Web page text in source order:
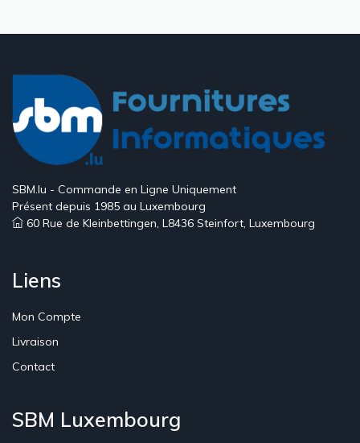
SBM.lu - Commande en Ligne Uniquement
Présent depuis 1985 au Luxembourg
60 Rue de Kleinbettingen, L8436 Steinfort, Luxembourg
Liens
Mon Compte
Livraison
Contact
SBM Luxembourg